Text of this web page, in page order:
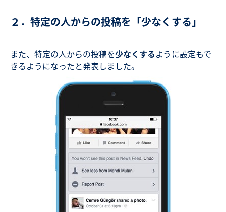
２．特定の人からの投稿を「少なくする」
また、特定の人からの投稿を少なくするように設定もで
きるようになったと発表しました。